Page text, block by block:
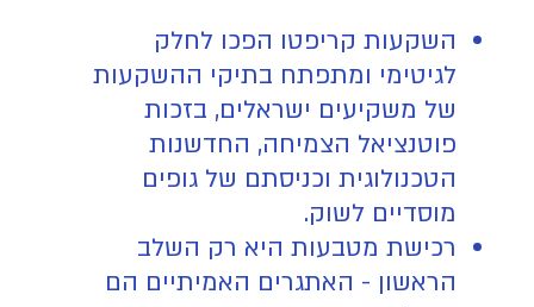
השקעות קריפטו הפכו לחלק
לגיטימי ומתפתח בתיקי ההשקעות
של משקיעים ישראלים, בזכות
פוטנציאל הצמיחה, החדשנות
הטכנולוגית וכניסתם של גופים
מוסדיים לשוק.
רכישת מטבעות היא רק השלב
הראשון - האתגרים האמיתיים הם